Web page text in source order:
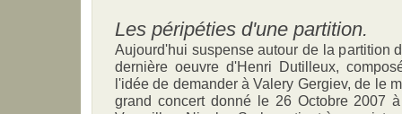
Les péripéties d'une partition.
Aujourd'hui suspense autour de la partition
dernière oeuvre d'Henri Dutilleux,
l'idée de demander à Valery Gergiev, de le
grand concert donné le 26 Octobre 2007